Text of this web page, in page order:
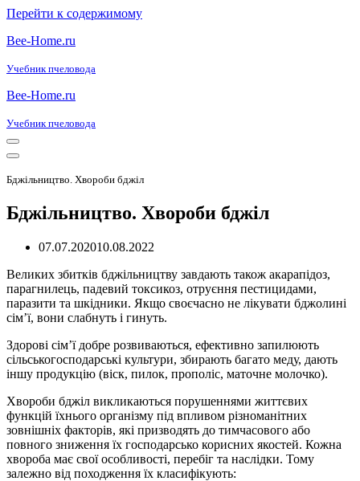
Перейти к содержимому
Bee-Home.ru
Учебник пчеловода
Bee-Home.ru
Учебник пчеловода
Меню
навигации
Меню
навигации
Бджільництво. Хвороби бджіл
Бджільництво. Хвороби бджіл
07.07.202010.08.2022
Великих збитків бджільництву завдають також акарапідоз,
парагнилець, падевий токсикоз, отруєння пестицидами,
паразити та шкідники. Якщо своєчасно не лікувати бджолині
сім’ї, вони слабнуть і гинуть.
Здорові сім’ї добре розвиваються, ефективно запилюють
сільськогосподарські культури, збирають багато меду, дають
іншу продукцію (віск, пилок, прополіс, маточне молочко).
Хвороби бджіл викликаються порушеннями життєвих
функцій їхнього організму під впливом різноманітних
зовнішніх факторів, які призводять до тимчасового або
повного зниження їх господарсько корисних якостей. Кожна
хвороба має свої особливості, перебіг та наслідки. Тому
залежно від походження їх класифікують: